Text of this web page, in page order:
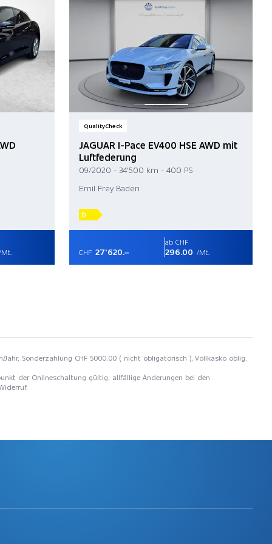
QualityCheck
JAGUAR I-Pace EV400 HSE AWD mit
Luftfederung
09/2020 - 34'500 km - 400 PS
Emil Frey Baden
D
CHF 27'620.–
ab CHF
296.00 /Mt.
Sonderzahlung CHF 5000.00 ( nicht obligatorisch ), Vollkasko oblig.
der Onlineschaltung gültig, allfällige Änderungen bei den